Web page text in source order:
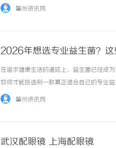
品牌，现于武汉与上海设有4家门店。以
肇州资讯网
2026年想选专业益生菌？这
在追求健康生活的道路上，益生菌已经成
如何才能挑选到一款真正适合自己的专业
益生菌的关键要点。一、看产品的营养组
肇州资讯网
武汉配眼镜 上海配眼镜